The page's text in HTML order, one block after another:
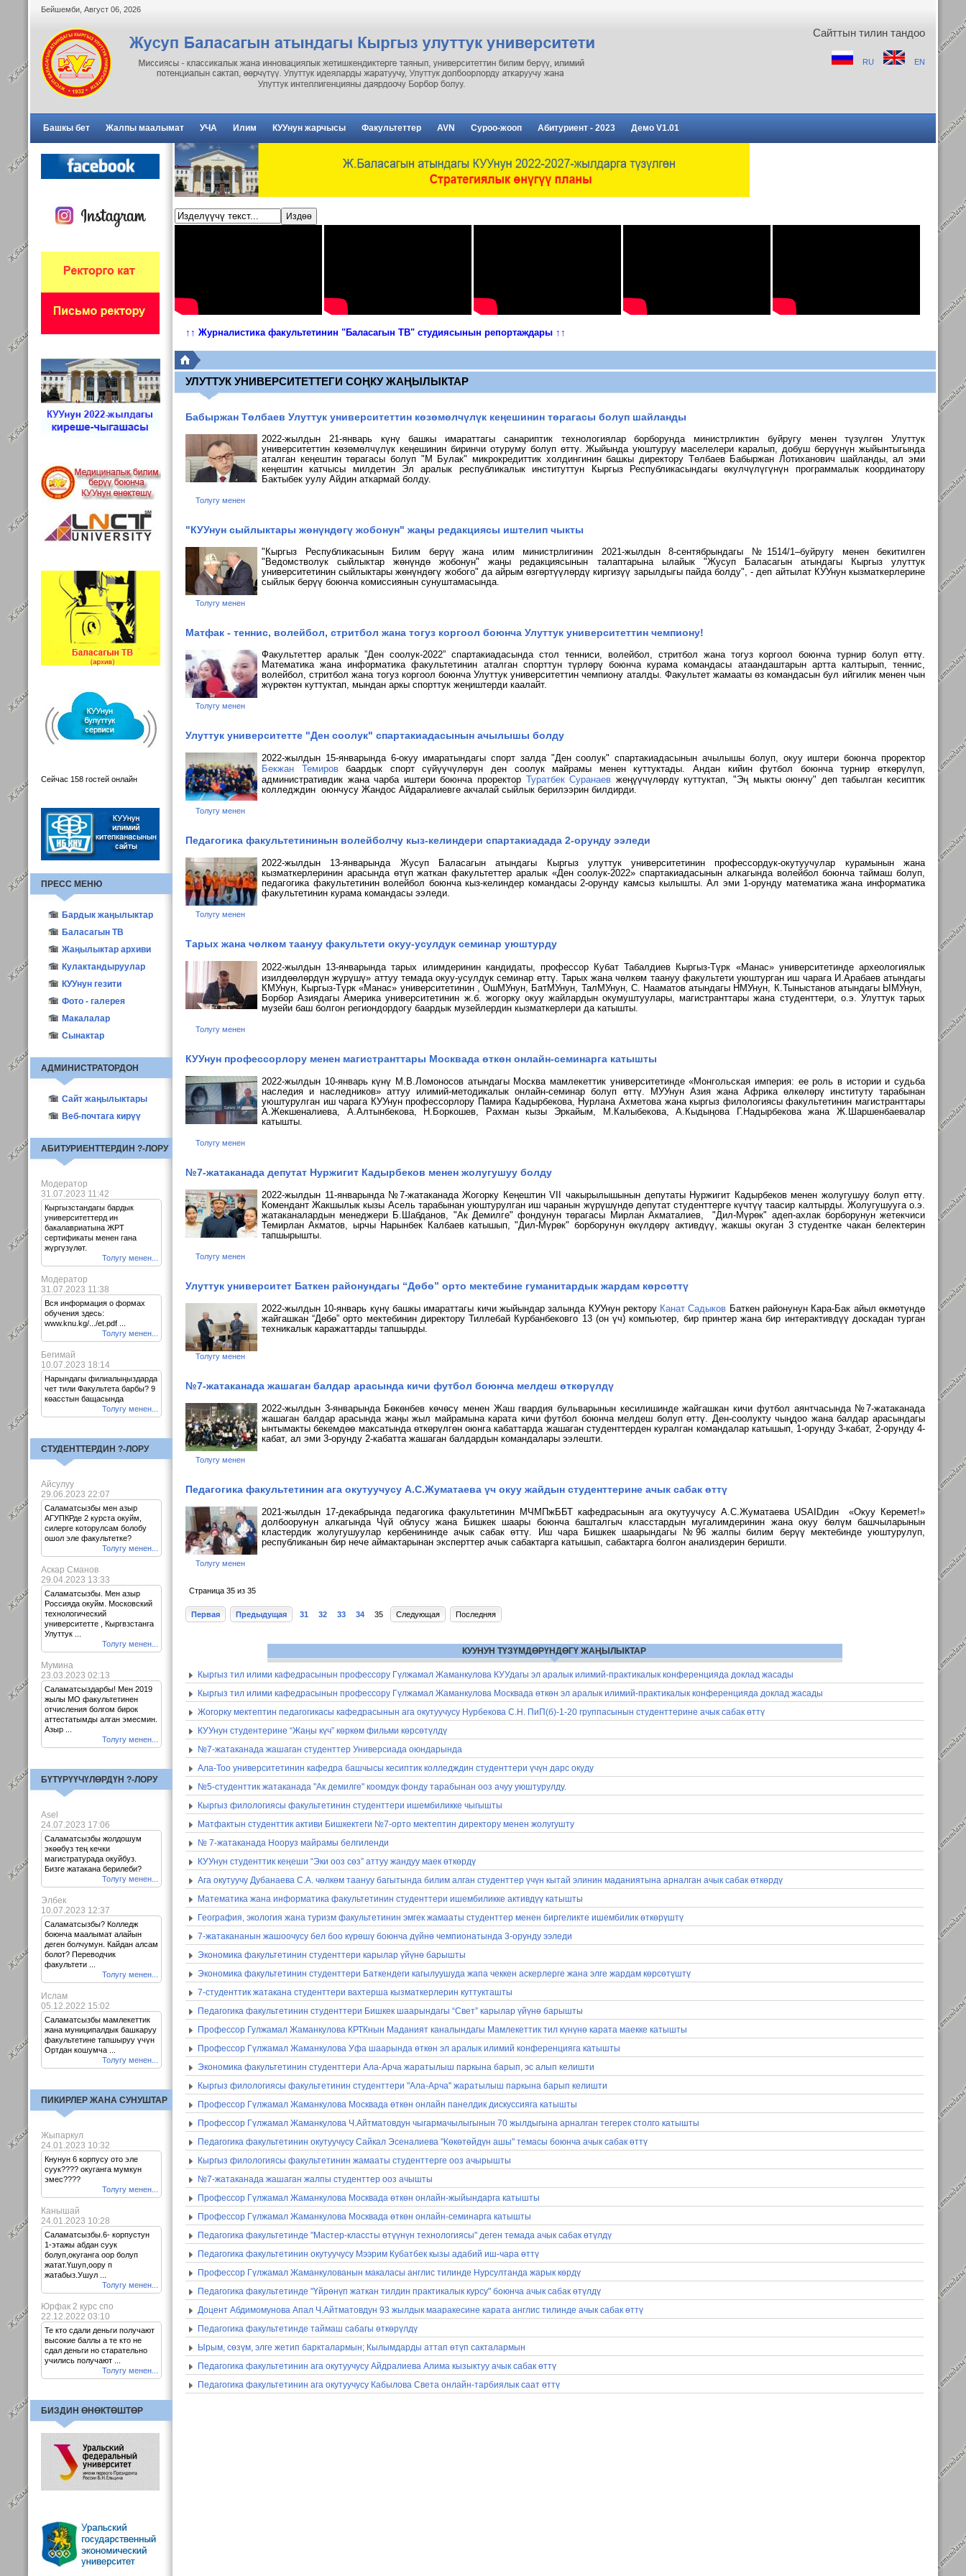
Бейшемби Август 06 2026
Сайттын тилин тандоо
RU EN
Башкы бет Жалпы маалымат УЧА Илим КУУнун жарчысы Факультеттер AVN Суроо-жооп Абитуриент - 2023 Демо V1.01
↑↑ Журналистика факультетинин "Баласагын ТВ" студиясынын репортаждары ↑↑
УЛУТТУК УНИВЕРСИТЕТТЕГИ СОҢКУ ЖАҢЫЛЫКТАР
Бабыржан Төлбаев Улуттук университеттин көзөмөлчүлүк кеңешинин төрагасы болуп шайланды
2022-жылдын 21-январь күнү башкы имараттагы санариптик технологиялар борборунда министрликтин буйругу менен түзүлгөн Улуттук
университеттин көзөмөлчүлүк кеңешинин биринчи отуруму болуп өттү.Жыйында уюштуруу маселелери каралып, добуш берүүнүн жыйынтыгында
аталган кеңештин төрагасы болуп "М Булак" микрокредиттик холдингинин башкы директору Төлбаев Бабыржан Лотиханович шайланды, ал эми
кеңештин катчысы милдетин Эл аралык республикалык институттун Кыргыз Республикасындагы өкулчүлүгүнүн программалык координатору
Бактыбек уулу Айдин аткармай болду.
Толугу менен
"КУУнун сыйлыктары жөнүндөгү жобонун" жаңы редакциясы иштелип чыкты
"Кыргыз Республикасынын Билим берүү жана илим министрлигинин 2021-жылдын 8-сентябрындагы №1514/1–буйругу менен бекитилген
"Ведомстволук сыйлыктар жөнүндө жобонун" жаңы редакциясынын талаптарына ылайык "Жусуп Баласагын атындагы Кыргыз улуттук
университетинин сыйлыктары жөнүндөгү жобого" да айрым өзгөртүүлөрдү киргизүү зарылдыгы пайда болду", - деп айтылат КУУнун кызматкерлерине
сыйлык берүү боюнча комиссиянын сунуштамасында.
Толугу менен
Матфак - теннис, волейбол, стритбол жана тогуз коргоол боюнча Улуттук университеттин чемпиону!
Факультеттер аралык ”Ден cоолук-2022” спартакиадасында стол тенниси, волейбол, стритбол жана тогуз коргоол боюнча турнир болуп өттү.
Математика жана информатика факультетинин аталган спорттун түрлөрү боюнчакурама командасы атаандаштарын артта калтырып, теннис,
волейбол, стритбол жана тогуз коргоол боюнча Улуттук университеттин чемпиону аталды. Факультет жамааты өз командасын бул ийгилик менен чын
жүрөктөн куттуктап, мындан аркы спорттук жеңиштерди каалайт.
Толугу менен
Улуттук университетте "Ден соолук" спартакиадасынын ачылышы болду
2022-жылдын 15-январында 6-окуу имаратындагы спорт залда "Ден соолук" спартакиадасынын ачылышы болуп, окуу иштери боюнча проректор
Бекжан Темиров баардык спорт сүйүүчүлөрүн ден соолукмайрамы мененкуттуктады. Андан кийинфутбол боюнча турнир өткөрүлүп,
административдик жана чарба иштери боюнча проректор Туратбек Суранаев жеңүүчүлөрдү куттуктап, "Эң мыкты оюнчу" деп табылган кесиптик
колледждин оюнчусу Жандос Айдаралиевге акчалай сыйлык берилээрин билдирди.
Толугу менен
Педагогика факультетининын волейболчу кыз-келиндери спартакиадада 2-орунду ээледи
2022-жылдын 13-январында Жусуп Баласагын атындагы Кыргыз улуттук университетинин профессордук-окутуучулар курамынын жана
кызматкерлеринин арасында өтүп жаткан факультеттер аралык «Ден соолук-2022» спартакиадасынын алкагында волейбол боюнча таймаш болуп,
педагогика факультетинин волейбол боюнча кыз-келиндер командасы 2-орунду камсыз кылышты. Ал эми 1-орунду математика жана информатика
факультетинин курама командасы ээледи.
Толугу менен
Тарых жана чөлкөм таануу факультети окуу-усулдук семинар уюштурду
2022-жылдын 13-январында тарых илимдеринин кандидаты, профессор КубатТабалдиев Кыргыз-Түрк «Манас» университетинде археологиялык
изилдөөлөрдүн жүрүшү» аттуу темада окуу-усулдук семинар өттү. Тарых жана чөлкөм таануу факультети уюштурган иш чарага И.Арабаев атындагы
КМУнун, Кыргыз-Түрк «Манас» университетинин , ОшМУнун, БатМУнун, ТалМУнун, С. Нааматов атындагы НМУнун, К.Тыныстанов атындагы ЫМУнун,
Борбор Азиядагы Америка университетинин ж.б. жогорку окуу жайлардын окумуштуулары, магистранттары жана студенттери, о.э. Улуттук тарых
музейи баш болгон региондордогу баардык музейлердин кызматкерлери да катышты.
Толугу менен
КУУнун профессорлору менен магистранттары Москвада өткөн онлайн-семинарга катышты
2022-жылдын 10-январь күнү М.В.Ломоносов атындагы Москва мамлекеттик университетинде «Монгольская империя: ее роль в истории и судьба
наследия и наследников» аттуу илимий-методикалыконлайн-семинар болуп өттү. МУУнун Азия жана Африка өлкөлөрү институту тарабынан
уюштурулган иш чарага КУУнун профессорлору Памира Кадырбекова, Нурлана Ахметова жана кыргыз филологиясы факультетинин магистранттары
А.Жекшеналиева, А.Алтынбекова, Н.Боркошев, Рахман кызы Эркайым, М.Калыбекова, А.Кыдыңова Г.Надырбекова жана Ж.Шаршенбаевалар
катышты.
Толугу менен
№7-жатаканада депутат Нуржигит Кадырбеков менен жолугушуу болду
2022-жылдын 11-январында №7-жатаканада Жогорку КеңештинVII чакырылышынын депутаты Нуржигит Кадырбековменен жолугушуу болуп өттү.
Комендант Жакшылык кызы Асель тарабынан уюштурулган иш чаранын жүрүшүндө депутат студенттерге күчтүү таасир калтырды. Жолугушууга о.э.
жатаканалардын менеджери Б.Шабданов, "Ак Демилге" фондунун төрагасы Мирлан Акматалиев, "Дил-Мүрөк" адеп-ахлак борборунун жетекчиси
ТемирланАкматов, ырчы Нарынбек Калбаев катышып,"Дил-Мүрөк" борборунун өкүлдөрү активдүү, жакшы окуган 3 студентке чакан белектерин
тапшырышты.
Толугу менен
Улуттук университет Баткен районундагы “Дөбө” орто мектебине гуманитардык жардам көрсөттү
2022-жылдын 10-январь күнү башкы имараттагы кичи жыйындар залында КУУнун ректору Канат Садыков Баткен районунун Кара-Бак айыл өкмөтүндө
жайгашкан “Дөбө” орто мектебинин директору Тиллебай Курбанбековго 13 (он үч) компьютер, бир принтер жана бир интерактивдүү доскадан турган
техникалык каражаттарды тапшырды.
Толугу менен
№7-жатаканада жашаган балдар арасында кичи футбол боюнча мелдеш өткөрүлдү
2022-жылдын 3-январында Бөкөнбев көчөсү менен Жаш гвардия бульварынын кесилишинде жайгашкан кичи футбол аянтчасында №7-жатаканада
жашаган балдар арасында жаңы жыл майрамына карата кичи футбол боюнча мелдеш болуп өттү. Ден-соолукту чыңдоо жана балдар арасындагы
ынтымакты бекемдөө максатында өткөрүлгөн оюнга кабаттарда жашаган студенттерден куралган командалар катышып, 1-орунду 3-кабат, 2-орунду 4-
кабат, ал эми 3-орунду 2-кабатта жашаган балдардын командалары ээлешти.
Толугу менен
Педагогика факультетинин ага окутуучусу А.С.Жуматаева үч окуу жайдын студенттерине ачык сабак өттү
2021-жылдын 17-декабрында педагогика факультетинин МЧМПжББТ кафедрасынын ага окутуучусу А.С.Жуматаева USAIDдин «Окуу Керемет!»
долбоорунун алкагында Чүй облусу жана Бишкек шаары боюнча башталгыч класстардын мугалимдеринин жана окуу бөлүм башчыларынын
кластердик жолугушуулар кербенининде ачык сабак өттү. Иш чара Бишкек шаарындагы №96 жалпы билим берүү мектебинде уюштурулуп,
республиканын бир нече аймактарынан эксперттер ачык сабактарга катышып, сабактарга болгон анализдерин беришти.
Толугу менен
Страница 35 из 35
Первая Предыдущая 31 32 33 34 35 Следующая Последняя
КУУНУН ТҮЗҮМДӨРҮНДӨГҮ ЖАҢЫЛЫКТАР
Кыргыз тил илими кафедрасынын профессору Гүлжамал Жаманкулова КУУдагы эл аралык илимий-практикалык конференцияда доклад жасады
Кыргыз тил илими кафедрасынын профессору Гүлжамал Жаманкулова Москвада өткөн эл аралык илимий-практикалык конференцияда доклад жасады
Жогорку мектептин педагогикасы кафедрасынын ага окутуучусу Нурбекова С.Н. ПиП(б)-1-20 группасынын студенттерине ачык сабак өттү
КУУнун студентерине “Жаңы күч” көркөм фильми көрсөтүлдү
№7-жатаканада жашаган студенттер Универсиада оюндарында
Ала-Тоо университетинин кафедра башчысы кесиптик колледждин студенттери үчүн дарс окуду
№5-студенттик жатаканада "Ак демилге" коомдук фонду тарабынан ооз ачуу уюштурулду.
Кыргыз филологиясы факультетинин студенттери ишембиликке чыгышты
Матфактын студенттик активи Бишкектеги №7-орто мектептин директору менен жолугушту
№ 7-жатаканада Нооруз майрамы белгиленди
КУУнун студенттик кеңеши “Эки ооз сөз” аттуу жандуу маек өткөрдү
Ага окутуучу Дубанаева С.А. чөлкөм таануу багытында билим алган студенттер үчүн кытай элинин маданиятына арналган ачык сабак өткөрдү
Математика жана информатика факультетинин студенттери ишембиликке активдүү катышты
География, экология жана туризм факультетинин эмгек жамааты студенттер менен биргеликте ишембилик өткөрүштү
7-жатакананын жашоочусу бел боо күрөшү боюнча дүйнө чемпионатында 3-орунду ээледи
Экономика факультетинин студенттери карылар үйүнө барышты
Экономика факультетинин студенттери Баткендеги кагылуушуда жапа чеккен аскерлерге жана элге жардам көрсөтүштү
7-студенттик жатакана студенттери вахтерша кызматкерлерин куттукташты
Педагогика факультетинин студенттери Бишкек шаарындагы “Свет” карылар үйүнө барышты
Профессор Гулжамал Жаманкулова КРТКнын Маданият каналындагы Мамлекеттик тил күнүнө карата маекке катышты
Профессор Гүлжамал Жаманкулова Уфа шаарында өткөн эл аралык илимий конференцияга катышты
Экономика факультетинин студенттери Ала-Арча жаратылыш паркына барып, эс алып келишти
Кыргыз филологиясы факультетинин студенттери "Ала-Арча" жаратылыш паркына барып келишти
Профессор Гүлжамал Жаманкулова Москвада өткөн онлайн панелдик дискуссияга катышты
Профессор Гүлжамал Жаманкулова Ч.Айтматовдун чыгармачылыгынын 70 жылдыгына арналган тегерек столго катышты
Педагогика факультетинин окутуучусу Сайкал Эсеналиева "Көкөтөйдүн ашы" темасы боюнча ачык сабак өттү
Кыргыз филологиясы факультетинин жамааты студенттерге ооз ачырышты
№7-жатаканада жашаган жалпы студенттер ооз ачышты
Профессор Гүлжамал Жаманкулова Москвада өткөн онлайн-жыйындарга катышты
Профессор Гүлжамал Жаманкулова Москвада өткөн онлайн-семинарга катышты
Педагогика факультетинде "Мастер-классты өтүүнүн технологиясы" деген темада ачык сабак өтүлдү
Педагогика факультетинин окутуучусу Мээрим Кубатбек кызы адабий иш-чара өттү
Профессор Гүлжамал Жаманкулованын макаласы англис тилинде Нурсултанда жарык көрдү
Педагогика факультетинде "Үйрөнүп жаткан тилдин практикалык курсу" боюнча ачык сабак өтүлдү
Доцент Абдимомунова Апал Ч.Айтматовдун 93 жылдык мааракесине карата англис тилинде ачык сабак өттү
Педагогика факультетинде таймаш сабагы өткөрүлдү
Ырым, сөзүм, элге жетип баркталармын; Кылымдарды аттап өтүп сакталармын
Педагогика факультетинин ага окутуучусу Айдралиева Алима кызыктуу ачык сабак өттү
Педагогика факультетинин ага окутуучусу Кабылова Света онлайн-тарбиялык саат өттү
Сейчас 158 гостей онлайн
ПРЕСС МЕНЮ
Бардык жаңылыктар
КУУнун жаңылыктары
Түзүм жаңылыктары
Башка жаңылыктар
Маанилүү
Декан шайлоо-2011
Декан шайлоо--2017
Баласагын ТВ
Жаңылыктар архиви
Кулактандыруулар
КУУнун гезити
2010
2011
2012
Фото - галерея
Макалалар
Окутуучулар
ППС Истфака
Ч.Айтматов
Памятники
Сынактар
АДМИНИСТРАТОРДОН
Сайт жаңылыктары
Веб-почтага кирүү
АБИТУРИЕНТТЕРДИН ?-ЛОРУ
Модератор
31.07.2023 11:42
Кыргызстандагы бардык
университеттерд ин
бакалавриатына ЖРТ
сертификаты менен гана
жүргүзүлөт.
Толугу менен...
Модератор
31.07.2023 11:38
Вся информация о формах
обучения здесь:
www.knu.kg/.../et.pdf ...
Толугу менен...
Бегимай
10.07.2023 18:14
Нарындагы филиалыңыздарда
чет тили Факультета барбы? 9
көасстын бащасында
Толугу менен...
СТУДЕНТТЕРДИН ?-ЛОРУ
Айсулуу
29.06.2023 22:07
Саламатсызбы мен азыр
АГУПКРде 2 курста окуйм,
силерге которулсам болобу
ошол эле факультетке?
Толугу менен...
Аскар Сманов
29.04.2023 13:33
Саламатсызбы. Мен азыр
Россияда окуйм. Московский
технологический
университетте , Кыргвзстанга
Улуттук ...
Толугу менен...
Мумина
23.03.2023 02:13
Саламатсыздарбы! Мен 2019
жылы МО факультетинен
отчисления болгом бирок
аттестатымды алган эмесмин.
Азыр ...
Толугу менен...
БҮТҮРҮҮЧҮЛӨРДҮН ?-ЛОРУ
Asel
24.07.2023 17:06
Саламатсызбы жолдошум
экөөбүз тең кечки
магистратурада окуйбуз.
Бизге жатакана берилеби?
Толугу менен...
Элбек
10.07.2023 12:37
Саламатсызбы? Колледж
боюнча маалымат алайын
деген болчумун. Кайдан алсам
болот? Переводчик
факультети ...
Толугу менен...
Ислам
05.12.2022 15:02
Саламатсызбы мамлекеттик
жана муниципалдык башкаруу
факультетине тапшыруу үчүн
Ортдан кошумча ...
Толугу менен...
ПИКИРЛЕР ЖАНА СУНУШТАР
Жыпаркул
24.01.2023 10:32
Кнунун 6 корпусу ото эле
суук???? окуганга мумкун
эмес????
Толугу менен...
Канышай
24.01.2023 10:28
Саламатсызбы.6- корпустун
1-этажы абдан суук
болуп,окуганга оор болуп
жатат.Үшуп,оору п
жатабыз.Ушул ...
Толугу менен...
Юрфак 2 курс спо
22.12.2022 03:10
Те кто сдали деньги получают
высокие баллы а те кто не
сдал деньги но старательно
учились получают ...
Толугу менен...
БИЗДИН ӨНӨКТӨШТӨР